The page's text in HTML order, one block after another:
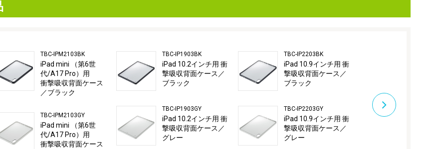
TBC-IPM2103BK
iPad mini （第6世
代/A17 Pro）用
衝撃吸収背面ケース
／ブラック
TBC-IPM2103GY
iPad mini （第6世
代/A17 Pro）用
衝撃吸収背面ケース
TBC-IP1903BK
iPad 10.2インチ用 衝
撃吸収背面ケース／
ブラック
TBC-IP1903GY
iPad 10.2インチ用 衝
撃吸収背面ケース／
グレー
TBC-IP2203BK
iPad 10.9インチ用 衝
撃吸収背面ケース／
ブラック
TBC-IP2203GY
iPad 10.9インチ用 衝
撃吸収背面ケース／
グレー